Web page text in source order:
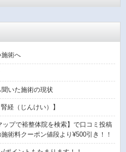
施術へ
いた施術の現状
経（じんけい）】
プで裕整体院を検索】で口コミ投稿
術料クーポン値段より¥500引き！！